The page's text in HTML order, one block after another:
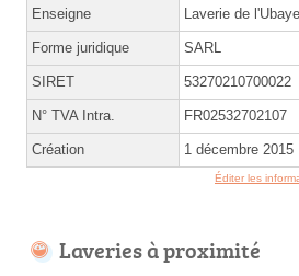
Enseigne Laverie de l'Ubaye
Forme juridique SARL
SIRET 53270210700022
N° TVA Intra. FR02532702107
Création 1 décembre 2015
Éditer les
Laveries à proximité